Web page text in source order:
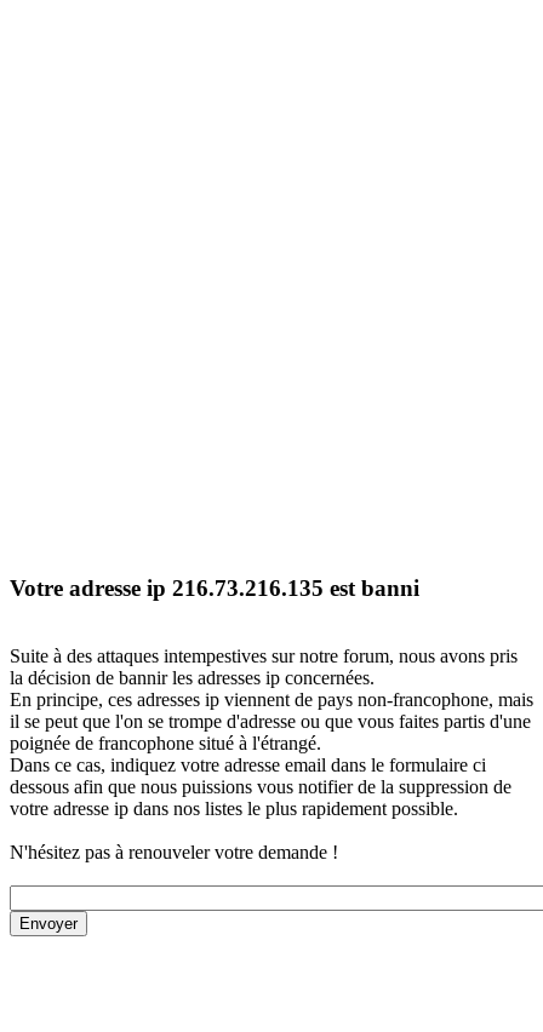
Votre adresse ip 216.73.216.135 est banni
Suite à des attaques intempestives sur notre forum, nous avons pris
la décision de bannir les adresses ip concernées.
En principe, ces adresses ip viennent de pays non-francophone, mais
il se peut que l'on se trompe d'adresse ou que vous faites partis d'une
poignée de francophone situé à l'étrangé.
Dans ce cas, indiquez votre adresse email dans le formulaire ci
dessous afin que nous puissions vous notifier de la suppression de
votre adresse ip dans nos listes le plus rapidement possible.
N'hésitez pas à renouveler votre demande !